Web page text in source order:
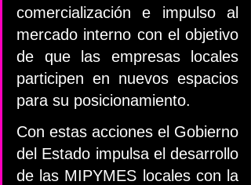
comercialización e impulso al
mercado interno con el objetivo
de que las empresas locales
participen en nuevos espacios
para su posicionamiento.
Con estas acciones el Gobierno
del Estado impulsa el desarrollo
de las MIPYMES locales con la